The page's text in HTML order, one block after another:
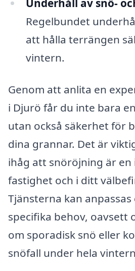
Regelbundet
att hålla terrängen
vintern.
Genom att anlita en
i Djurö får du inte bara
utan också säkerhet för
dina grannar. Det är
ihåg att snöröjning är
fastighet och i ditt
Tjänsterna kan
specifika behov, oavsett
om sporadisk snö eller
snöfall under hela